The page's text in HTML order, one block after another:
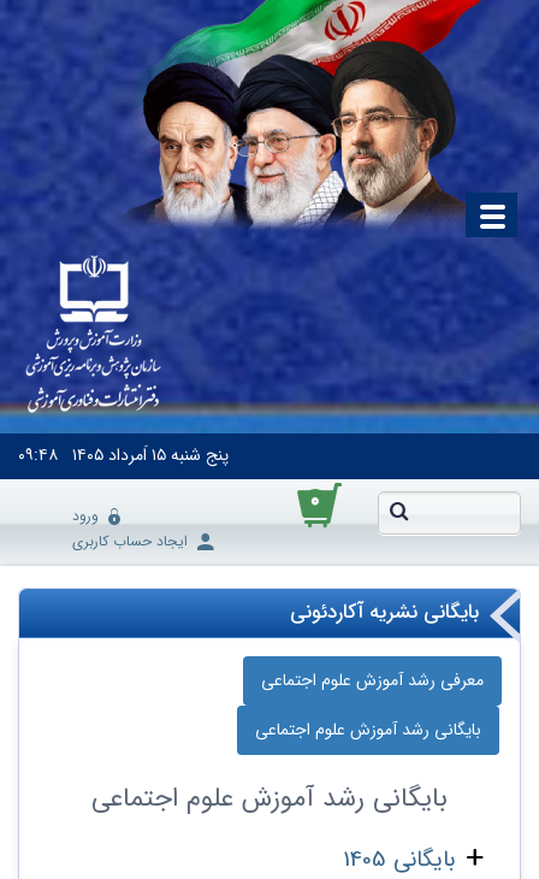
پنج شنبه۱۵ اَمرداد ۱۴۰۵ ۰۹:۴۸
۰
ورود
ایجاد حساب کاربری
بایگانی نشریه آکاردئونی
معرفی رشد آموزش علوم اجتماعی
بایگانی رشد آموزش علوم اجتماعی
بایگانی رشد آموزش علوم اجتماعی
بایگانی 1405